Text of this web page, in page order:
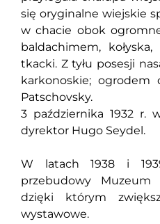
się oryginalne wiejskie
w chacie obok
baldachimem,
tkacki. Z tyłu posesji
karkonoskie; ogrodem
Patschovsky.
3 października 1932 r.
dyrektor Hugo Seydel.
W latach 1938 i
przebudowy Muzeum
dzięki którym
wystawowe.